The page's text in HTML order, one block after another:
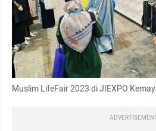
Muslim LifeFair 2023 di JIEXPO